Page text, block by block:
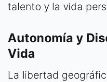
talento y la vida
Autonomía y
Vida
La libertad